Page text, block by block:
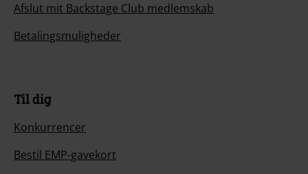
Afslut mit Backstage Club medlemskab
Betalingsmuligheder
Til dig
Konkurrencer
Bestil EMP-gavekort